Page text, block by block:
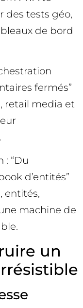
des tests géo,
de bord
fermés”
retail media et
: “Du
d’entités”
entités,
machine de
un